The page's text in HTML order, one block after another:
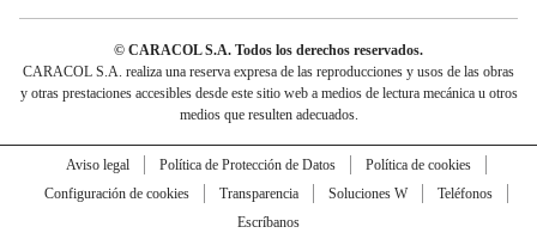
© CARACOL S.A. Todos los derechos reservados.
CARACOL S.A. realiza una reserva expresa de las reproducciones y usos de las obras
y otras prestaciones accesibles desde este sitio web a medios de lectura mecánica u otros
medios que resulten adecuados.
Aviso legal Política de Protección de Datos
Política de cookies
Configuración de cookies
Transparencia Soluciones W
Teléfonos
Escríbanos